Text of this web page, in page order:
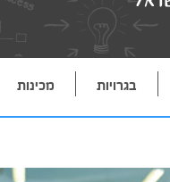
בגרויות מכינות